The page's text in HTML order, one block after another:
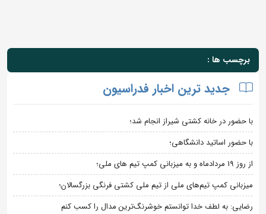
برچسب ها :
جدید ترین اخبار فدراسیون
با حضور در خانه کشتی شیراز انجام شد؛
با حضور اساتید دانشگاهی؛
از روز 19 مردادماه و به میزبانی کمپ تیم های ملی؛
میزبانی کمپ تیم‌های ملی از تیم ملی کشتی فرنگی بزرگسالان؛
رضایی: به لطف خدا توانستم خوشرنگ‌ترین مدال را کسب کنم